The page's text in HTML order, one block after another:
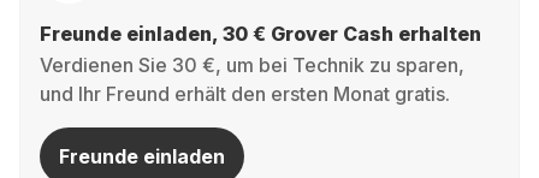
Freunde einladen, 30 € Grover Cash erhalten
Verdienen Sie 30 €, um bei Technik zu sparen,
und Ihr Freund erhält den ersten Monat gratis.
Freunde einladen